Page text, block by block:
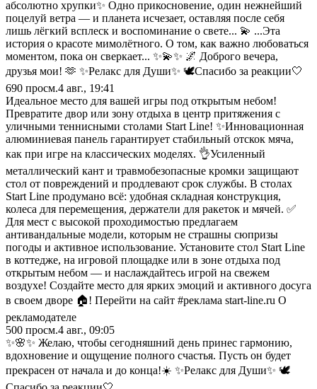
абсолютно хрупки✨ Одно прикосновение, один нежнейший
поцелуй ветра — и планета исчезает, оставляя после себя
лишь лёгкий всплеск и воспоминание о свете... 💫 ...Эта
история о красоте мимолётного. О том, как важно любоваться
моментом, пока он сверкает... ✨💫✨ 🌌 Доброго вечера,
друзья мои! 🫶 ✨Релакс для Души✨ 🕊️Спасибо за реакции🤍
690 просм.4 авг., 19:41
Идеальное место для вашей игры под открытым небом!
Превратите двор или зону отдыха в центр притяжения с
уличными теннисными столами Start Line! ✨Инновационная
алюминиевая панель гарантирует стабильный отскок мяча,
как при игре на классических моделях. 👌Усиленный
металлический кант и травмобезопасные кромки защищают
стол от повреждений и продлевают срок службы. В столах
Start Line продумано всё: удобная складная конструкция,
колеса для перемещения, держатели для ракеток и мячей. ✅
Для мест с высокой проходимостью предлагаем
антивандальные модели, которым не страшны сюпризы
погоды и активное использование. Установите стол Start Line
в коттедже, на игровой площадке или в зоне отдыха под
открытым небом — и наслаждайтесь игрой на свежем
воздухе! Создайте место для ярких эмоций и активного досуга
в своем дворе 🏠! Перейти на сайт #реклама start-line.ru О
рекламодателе
500 просм.4 авг., 09:05
✨🌸✨ Желаю, чтобы сегодняшний день принес гармонию,
вдохновение и ощущение полного счастья. Пусть он будет
прекрасен от начала и до конца!☀️ ✨Релакс для Души✨ 🕊️